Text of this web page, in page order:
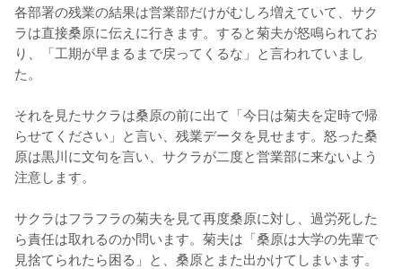
各部署の残業の結果は営業部だけがむしろ増えていて、サク
ラは直接桑原に伝えに行きます。すると菊夫が怒鳴られてお
り、「工期が早まるまで戻ってくるな」と言われていまし
た。
それを見たサクラは桑原の前に出て「今日は菊夫を定時で帰
らせてください」と言い、残業データを見せます。怒った桑
原は黒川に文句を言い、サクラが二度と営業部に来ないよう
注意します。
サクラはフラフラの菊夫を見て再度桑原に対し、過労死した
ら責任は取れるのか問います。菊夫は「桑原は大学の先輩で
見捨てられたら困る」と、桑原とまた出かけてしまいます。